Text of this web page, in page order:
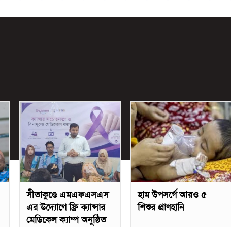
সীতাকুণ্ডে এমএফএসএস
এর উদ্যোগে ফ্রি ক্যান্সার
মেডিকেল ক্যাম্প অনুষ্ঠিত
হাম উপসর্গে আরও ৫
শিশুর প্রাণহানি